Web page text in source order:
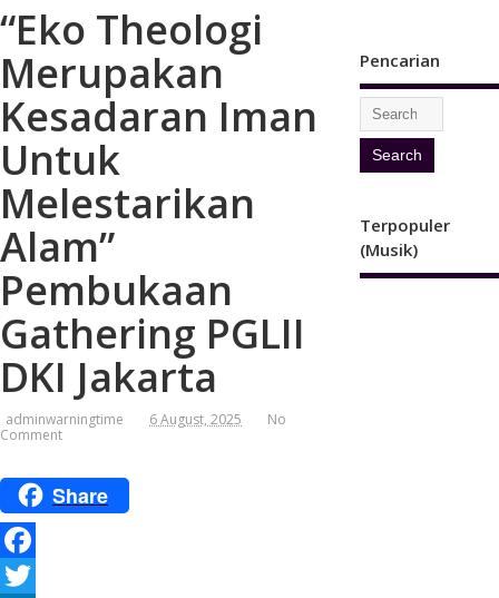
“Eko Theologi
Merupakan
Kesadaran Iman
Untuk
Melestarikan
Alam”
Pembukaan
Gathering PGLII
DKI Jakarta
adminwarningtime 6 August, 2025
No
Comment
Share
F
Pencarian
Terpopuler
(Musik)